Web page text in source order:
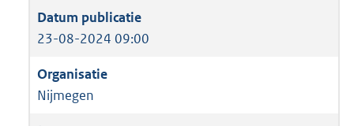
23-08-2024 09:00
Nijmegen